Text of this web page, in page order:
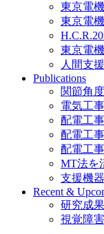
東京電
東京電
東京電
人間支
Publications
関節角
電気工
配電工
配電工
配電工
MT法を
支援機
Recent &
研究成
視覚障